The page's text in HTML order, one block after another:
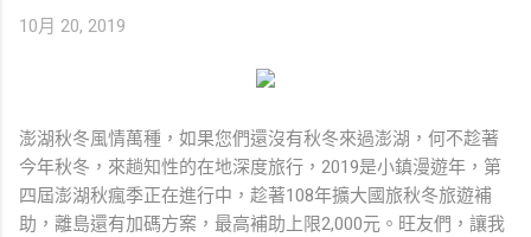
10月 20, 2019
澎湖秋冬風情萬種，如果您們還沒有秋冬來過澎湖，何不趁著
今年秋冬，來趟知性的在地深度旅行，2019是小鎮漫遊年，第
四屆澎湖秋瘋季正在進行中，趁著108年擴大國旅秋冬旅遊補
助，離島還有加碼方案，最高補助上限2,000元。旺友們，讓我